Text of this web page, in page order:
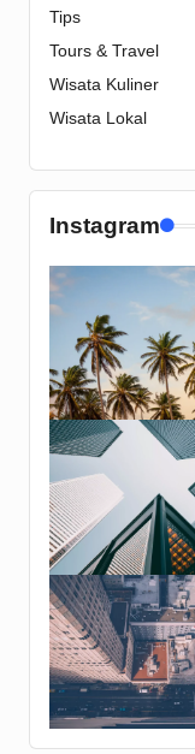
Tips
Tours & Travel
Wisata Kuliner
Wisata Lokal
Instagram